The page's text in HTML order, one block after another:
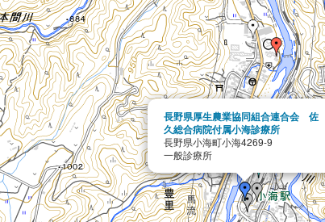
長野県厚生農業協同組合連合会 佐
久総合病院付属小海診療所
長野県小海町小海4269-9
一般診療所